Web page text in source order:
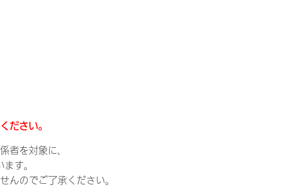
ださい。
者を対象に、
す。
のでご了承ください。